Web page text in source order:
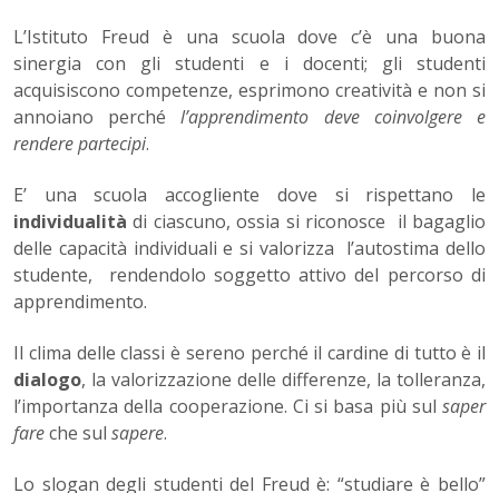
L’Istituto Freud è una scuola dove c’è una buona
sinergia con gli studenti e i docenti; gli studenti
acquisiscono competenze, esprimono creatività e non si
annoiano perchél’apprendimento deve coinvolgere e
rendere partecipi.
E’ una scuola accogliente dove si rispettano le
individualità di ciascuno, ossia si riconosce il bagaglio
delle capacità individuali e si valorizza l’autostima dello
studente, rendendolo soggetto attivo del percorso di
apprendimento.
Il clima delle classi è sereno perché il cardine di tutto è il
dialogo, la valorizzazione delle differenze, la tolleranza,
l’importanza della cooperazione. Ci si basa più sul saper
fareche sul sapere.
Lo slogan degli studenti del Freud è: “studiare è bello”